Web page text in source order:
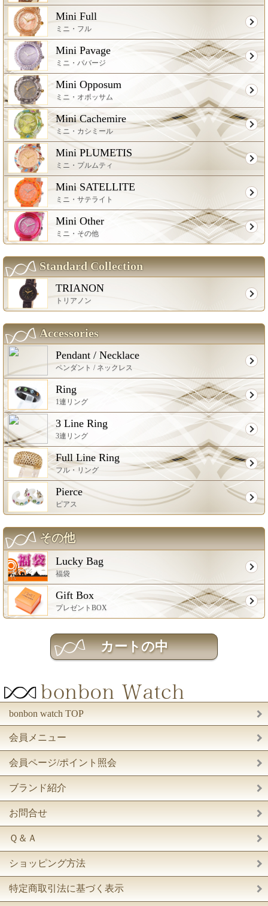
Mini Full
ミニ・フル
Mini Pavage
ミニ・パバージ
Mini Opposum
ミニ・オポッサム
Mini Cachemire
ミニ・カシミール
Mini PLUMETIS
ミニ・プルムティ
Mini SATELLITE
ミニ・サテライト
Mini Other
ミニ・その他
Standard Collection
TRIANON
トリアノン
Accessories
Pendant / Necklace
ペンダント / ネックレス
Ring
1連リング
3 Line Ring
3連リング
Full Line Ring
フル・リング
Pierce
ピアス
その他
Lucky Bag
福袋
Gift Box
プレゼントBOX
bonbon watch TOP
会員メニュー
会員ページ/ポイント照会
ブランド紹介
お問合せ
Ｑ＆Ａ
ショッピング方法
特定商取引法に基づく表示